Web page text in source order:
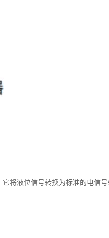
将液位信号转换为标准的电信